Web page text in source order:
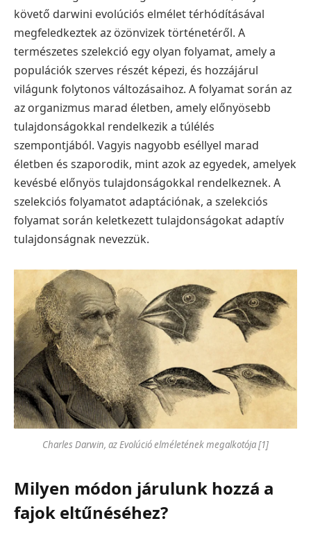
követő darwini evolúciós elmélet térhódításával
megfeledkeztek az özönvizek történetéről. A
természetes szelekció egy olyan folyamat, amely a
populációk szerves részét képezi, és hozzájárul
világunk folytonos változásaihoz. A folyamat során az
az organizmus marad életben, amely előnyösebb
tulajdonságokkal rendelkezik a túlélés
szempontjából. Vagyis nagyobb eséllyel marad
életben és szaporodik, mint azok az egyedek, amelyek
kevésbé előnyös tulajdonságokkal rendelkeznek. A
szelekciós folyamatot adaptációnak, a szelekciós
folyamat során keletkezett tulajdonságokat adaptív
tulajdonságnak nevezzük.
Charles Darwin, az Evolúció elméletének megalkotója [1]
Milyen módon járulunk hozzá a
fajok eltűnéséhez?